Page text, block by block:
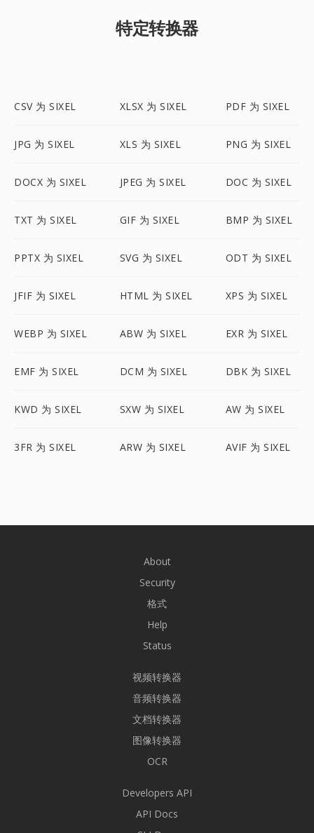
特定转换器
CSV 为 SIXEL XLSX 为 SIXEL PDF 为 SIXEL
JPG 为 SIXEL XLS 为 SIXEL PNG 为 SIXEL
DOCX 为 SIXEL JPEG 为 SIXEL DOC 为 SIXEL
TXT 为 SIXEL GIF 为 SIXEL BMP 为 SIXEL
PPTX 为 SIXEL SVG 为 SIXEL ODT 为 SIXEL
JFIF 为 SIXEL HTML 为 SIXEL XPS 为 SIXEL
WEBP 为 SIXEL ABW 为 SIXEL EXR 为 SIXEL
EMF 为 SIXEL DCM 为 SIXEL DBK 为 SIXEL
KWD 为 SIXEL SXW 为 SIXEL AW 为 SIXEL
3FR 为 SIXEL ARW 为 SIXEL AVIF 为 SIXEL
About
Security
格式
Help
Status
视频转换器
音频转换器
文档转换器
图像转换器
OCR
Developers API
API Docs